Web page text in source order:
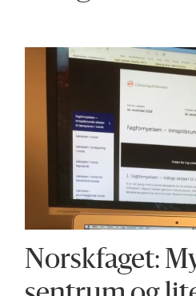
Norskfaget: